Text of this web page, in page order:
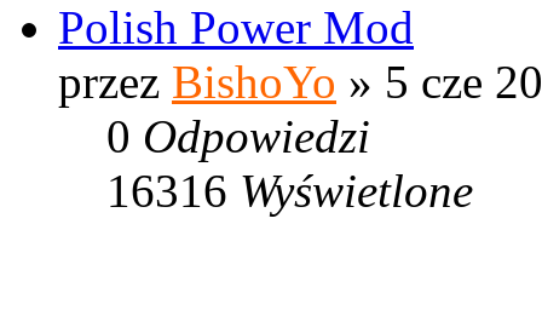
Polish Power Mod
przez BishoYo » 5 cze
0 Odpowiedzi
16316 Wyświetlone